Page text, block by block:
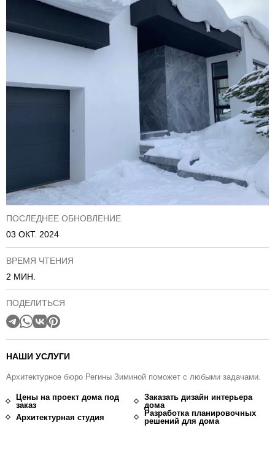
ПОСЛЕДНЕЕ ОБНОВЛЕНИЕ
03 ОКТ. 2024
ВРЕМЯ ЧТЕНИЯ
2 МИН.
ПОДЕЛИТЬСЯ
НАШИ УСЛУГИ
Архитектурное бюро Регины Зиминой поможет с любыми задачами.
Цены на проект дома под
заказ
Заказать дизайн интерьера
дома
Архитектурная студия
Разработка планировочных
решений для дома